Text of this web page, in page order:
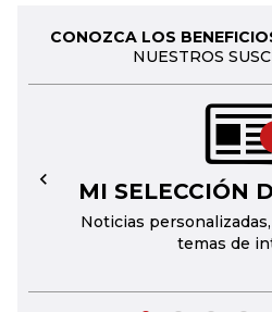
CONOZCA LOS
NUESTROS
MI SELECCIÓN
Noticias
temas de
←